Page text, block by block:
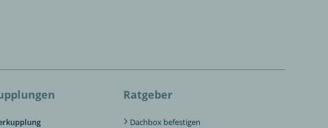
Ratgeber
Dachbox befestigen